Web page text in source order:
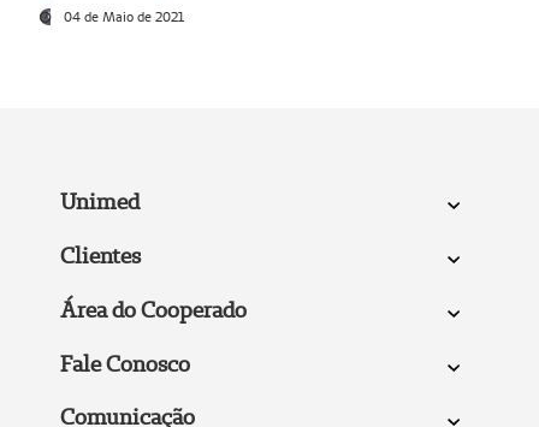
04 de Maio de 2021
Unimed
Clientes
Área do Cooperado
Fale Conosco
Comunicação